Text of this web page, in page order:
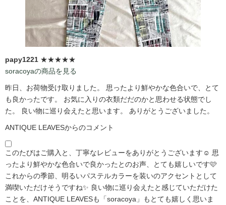
papy1221 ★★★★★
soracoyaの商品を見る
昨日、お荷物受け取りました。 思ったより鮮やかな色合いで、とて
も良かったです。 お気に入りの衣類だだのかと思わせる状態でし
た。 良い物に巡り会えたと思います。 ありがとうございました。
ANTIQUE LEAVESからのコメント
このたびはご購入と、丁寧なレビューをありがとうございます☺️ 思
ったより鮮やかな色合いで良かったとのお声、とても嬉しいです🩷
これからの季節、明るいパステルカラーを装いのアクセントとして
満喫いただけそうですね✨ 良い物に巡り会えたと感じていただけた
ことを、ANTIQUE LEAVESも「soracoya」もとても嬉しく思いま